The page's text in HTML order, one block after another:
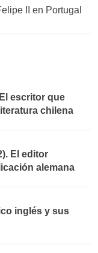
II en Portugal
escritor que
chilena
El editor
alemana
inglés y sus